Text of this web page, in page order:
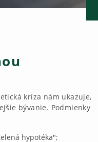
kríza nám ukazuje,
bývanie. Podmienky
hypotéka";